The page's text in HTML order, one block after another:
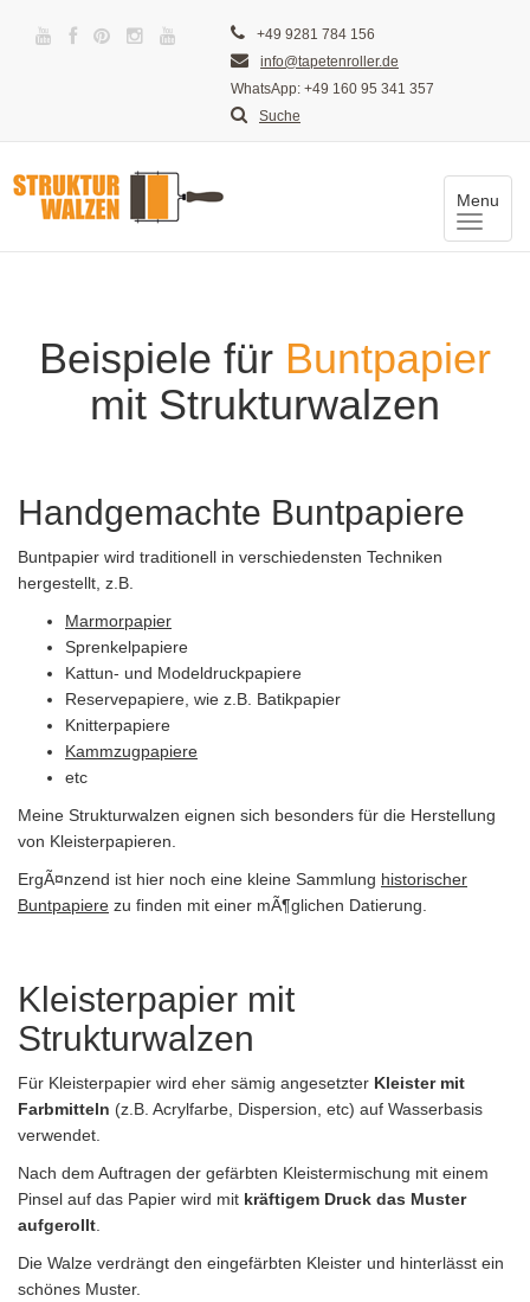
+49 9281 784 156
info@tapetenroller.de
WhatsApp: +49 160 95 341 357
Suche
Menu
Toggle
Beispiele für Buntpapier
mit Strukturwalzen
Handgemachte Buntpapiere
Buntpapier wird traditionell in verschiedensten Techniken
hergestellt, z.B.
Marmorpapier
Sprenkelpapiere
Kattun- und Modeldruckpapiere
Reservepapiere, wie z.B. Batikpapier
Knitterpapiere
Kammzugpapiere
etc
Meine Strukturwalzen eignen sich besonders für die Herstellung
von Kleisterpapieren.
ErgÃ¤nzend ist hier noch eine kleine Sammlung historischer
Buntpapiere zu finden mit einer mÃ¶glichen Datierung.
Kleisterpapier mit
Strukturwalzen
Für Kleisterpapier wird eher sämig angesetzter Kleister mit
Farbmitteln (z.B. Acrylfarbe, Dispersion, etc) auf Wasserbasis
verwendet.
Nach dem Auftragen der gefärbten Kleistermischung mit einem
Pinsel auf das Papier wird mit kräftigem Druck das Muster
aufgerollt
Die Walze verdrängt den eingefärbten Kleister und hinterlässt ein
schönes Muster.